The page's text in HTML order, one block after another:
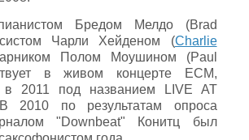
Бредом Мелдо (Brad
Чарли Хейденом (Charlie
Полом Моушином (Paul
в живом концерте ECM,
2011 под названием LIVE AT
2010 по результатам опроса
"Downbeat" Конитц был